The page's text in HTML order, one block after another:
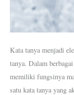
Kata tanya menjadi
tanya. Dalam
memiliki fungsinya
satu kata tanya yang